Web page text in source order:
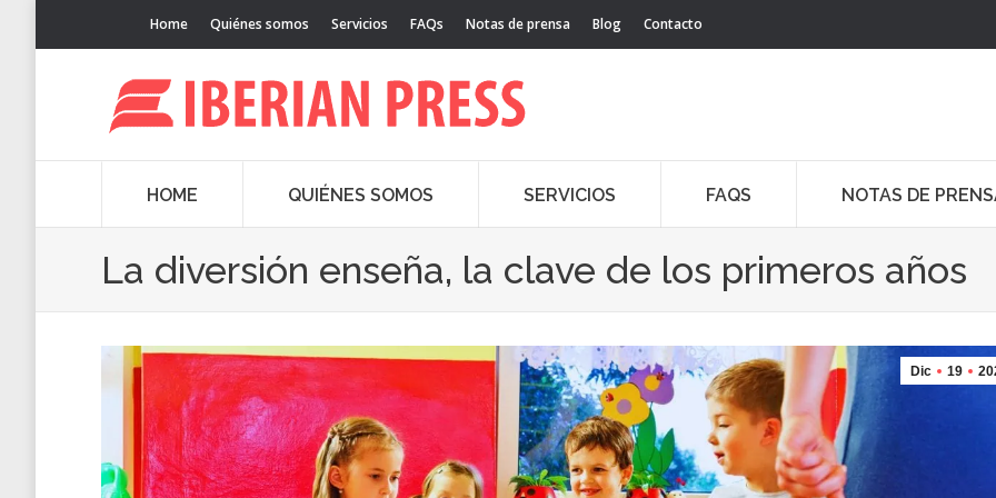
Home Quiénes somos Servicios FAQs Notas de prensa Blog Contacto
HOME QUIÉNES SOMOS SERVICIOS FAQS NOTAS DE
La diversión enseña, la clave de los primeros años
Dic 19